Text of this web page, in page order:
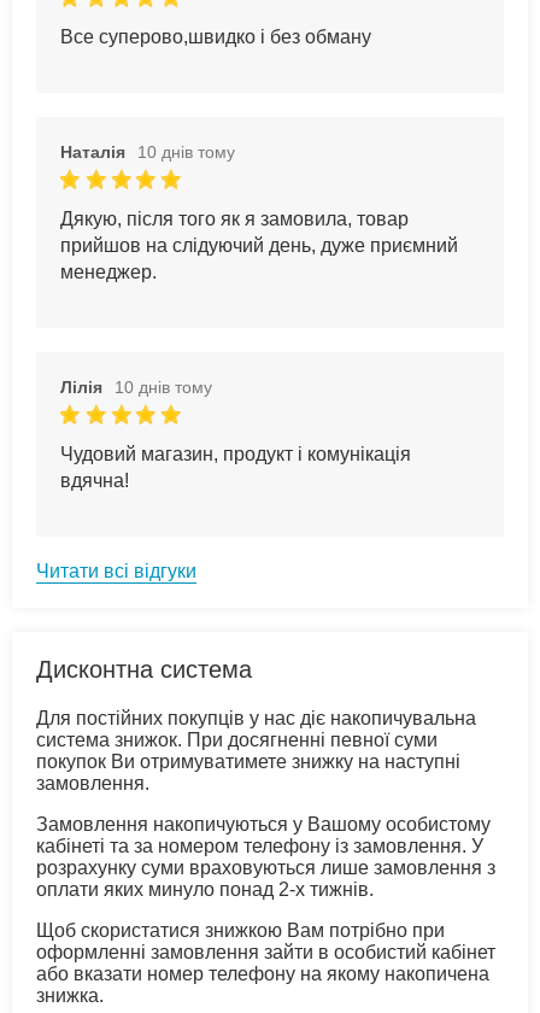
Все суперово,швидко і без обману
Наталія 10 днів тому
Дякую, після того як я замовила, товар
прийшов на слідуючий день, дуже приємний
менеджер.
Лілія 10 днів тому
Чудовий магазин, продукт і комунікація
вдячна!
Читати всі відгуки
Дисконтна система
Для постійних покупців у нас діє накопичувальна
система знижок. При досягненні певної суми
покупок Ви отримуватимете знижку на наступні
замовлення.
Замовлення накопичуються у Вашому особистому
кабінеті та за номером телефону із замовлення. У
розрахунку суми враховуються лише замовлення з
оплати яких минуло понад 2-х тижнів.
Щоб скористатися знижкою Вам потрібно при
оформленні замовлення зайти в особистий кабінет
або вказати номер телефону на якому накопичена
знижка.